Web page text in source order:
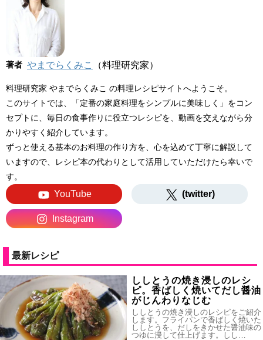
著者 やまでらくみこ （料理研究家）
料理研究家 やまでらくみこ の料理レシピサイトへようこそ。
このサイトでは、「定番の家庭料理をシンプルに美味しく」をコン
セプトに、毎日の食事作りに役立つレシピを、動画を交えながら分
かりやすく紹介しています。
ずっと使える基本のお料理の作り方を、心を込めて丁寧に解説して
いますので、レシピ本の代わりとして活用していただけたら幸いで
す。
YouTube (twitter)
Instagram
最新レシピ
ししとうの焼き浸しのレシ
ピ。香ばしく焼いてだし醤油
がじんわりなじむ
ししとうの焼き浸しのレシピをご紹介
します。フライパンで香ばしく焼いた
ししとうを、だしをきかせた醤油味の
つゆに浸して仕上げます。しし…